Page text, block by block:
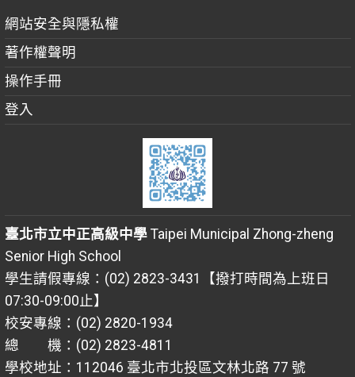
網站安全與隱私權
著作權聲明
操作手冊
登入
臺北市立中正高級中學Taipei Municipal Zhong-zheng
Senior High School
學生請假專線：(02) 2823-3431【撥打時間為上班日
07:30-09:00止】
校安專線：(02) 2820-1934
總 機：(02) 2823-4811
學校地址：112046 臺北市北投區文林北路 77 號